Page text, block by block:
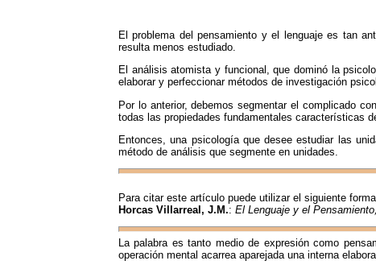
El problema del pensamiento y el lenguaje es tan
resulta menos estudiado.
El análisis atomista y funcional, que dominó la
elaborar y perfeccionar métodos de investigación
Por lo anterior, debemos segmentar el complicado
todas las propiedades fundamentales características
Entonces, una psicología que desee estudiar las
método de análisis que segmente en unidades.
Para citar este artículo puede utilizar el siguiente
Horcas Villarreal, J.M.: El Lenguaje y el Pensamiento,
La palabra es tanto medio de expresión como
operación mental acarrea aparejada una interna